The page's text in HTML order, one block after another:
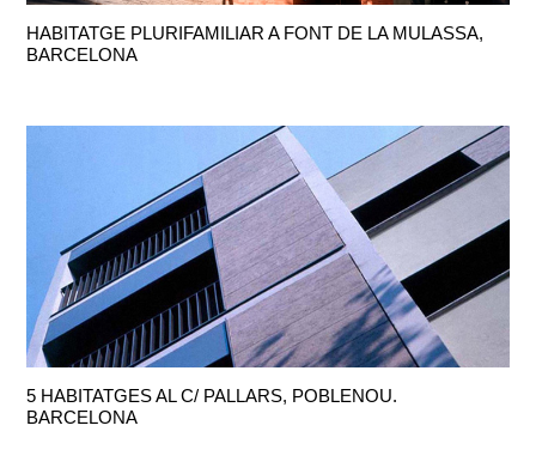
HABITATGE PLURIFAMILIAR A FONT DE LA MULASSA,
BARCELONA
5 HABITATGES AL C/ PALLARS, POBLENOU.
BARCELONA